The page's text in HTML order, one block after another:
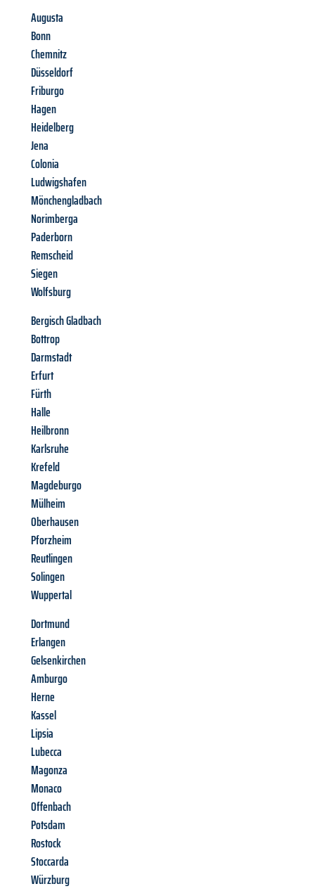
Augusta
Bonn
Chemnitz
Düsseldorf
Friburgo
Hagen
Heidelberg
Jena
Colonia
Ludwigshafen
Mönchengladbach
Norimberga
Paderborn
Remscheid
Siegen
Wolfsburg
Bergisch Gladbach
Bottrop
Darmstadt
Erfurt
Fürth
Halle
Heilbronn
Karlsruhe
Krefeld
Magdeburgo
Mülheim
Oberhausen
Pforzheim
Reutlingen
Solingen
Wuppertal
Dortmund
Erlangen
Gelsenkirchen
Amburgo
Herne
Kassel
Lipsia
Lubecca
Magonza
Monaco
Offenbach
Potsdam
Rostock
Stoccarda
Würzburg